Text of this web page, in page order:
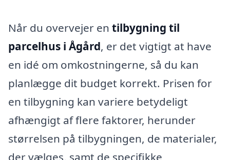
Når du overvejer en tilbygning til
parcelhus i Ågård, er det vigtigt at have
en idé om omkostningerne, så du kan
planlægge dit budget korrekt. Prisen for
en tilbygning kan variere betydeligt
afhængigt af flere faktorer, herunder
størrelsen på tilbygningen, de materialer,
der vælges, samt de specifikke